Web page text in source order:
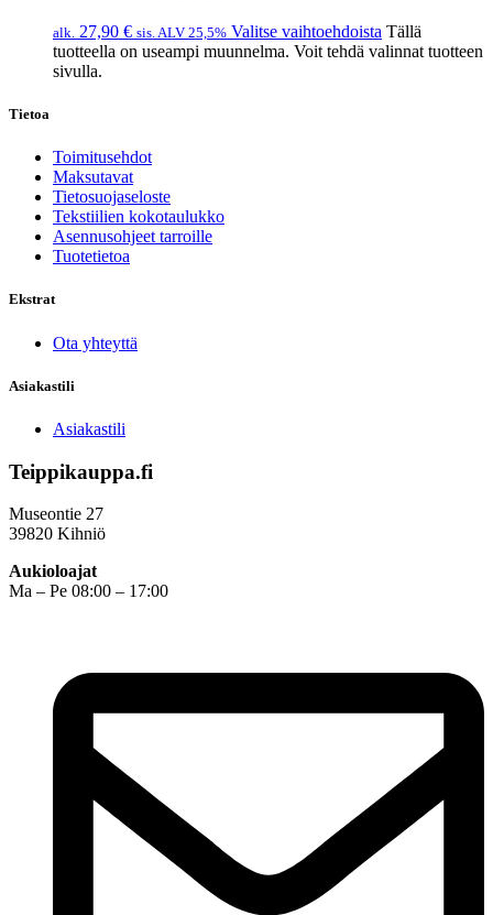
alk. 27,90 € sis. ALV 25,5% Valitse vaihtoehdoista Tällä
tuotteella on useampi muunnelma. Voit tehdä valinnat tuotteen
sivulla.
Tietoa
Toimitusehdot
Maksutavat
Tietosuojaseloste
Tekstiilien kokotaulukko
Asennusohjeet tarroille
Tuotetietoa
Ekstrat
Ota yhteyttä
Asiakastili
Asiakastili
Teippikauppa.fi
Museontie 27
39820 Kihniö
Aukioloajat
Ma – Pe 08:00 – 17:00